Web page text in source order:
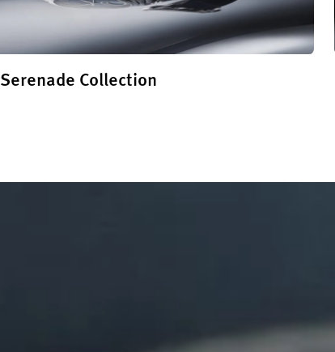
Serenade Collection